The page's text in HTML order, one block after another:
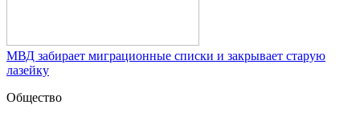
МВД забирает миграционные списки и закрывает старую
лазейку
Общество